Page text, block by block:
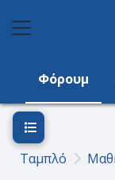
Φόρουμ
Ταμπλό
Άνοιγμα